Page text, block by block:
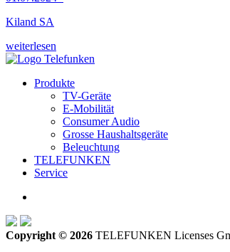
Kiland SA
weiterlesen
Produkte
TV-Geräte
E-Mobilität
Consumer Audio
Grosse Haushaltsgeräte
Beleuchtung
TELEFUNKEN
Service
Copyright © 2026 TELEFUNKEN Licenses